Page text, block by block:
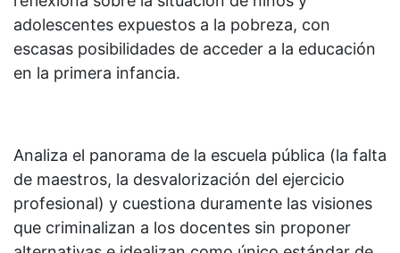
adolescentes expuestos a la pobreza, con
escasas posibilidades de acceder a la educación
en la primera infancia.
Analiza el panorama de la escuela pública (la falta
de maestros, la desvalorización del ejercicio
profesional) y cuestiona duramente las visiones
que criminalizan a los docentes sin proponer